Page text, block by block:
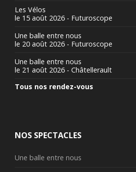
Les Vélos
le 15 août 2026 - Futuroscope
Une balle entre nous
le 20 août 2026 - Futuroscope
Une balle entre nous
le 21 août 2026 - Châtellerault
Tous nos rendez-vous
NOS SPECTACLES
Une balle entre nous